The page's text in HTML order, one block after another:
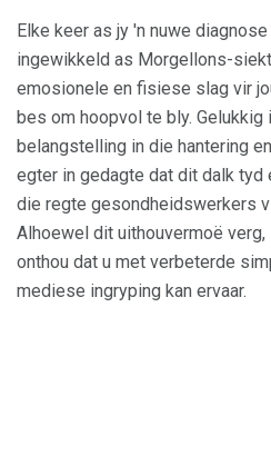
Elke keer as jy 'n nuwe
ingewikkeld as Morgellons-
emosionele en fisiese slag vir
bes om hoopvol te bly. Gelukkig
belangstelling in die hantering
egter in gedagte dat dit dalk tyd
die regte gesondheidswerkers
Alhoewel dit uithouvermoë
onthou dat u met verbeterde
mediese ingryping kan ervaar.